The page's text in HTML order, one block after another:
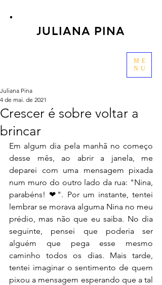
JULIANA PINA
ME
NU
Crescer é sobre voltar a
brincar
Juliana Pina
4 de mai. de 2021
Em algum dia pela manhã no começo
desse mês, ao abrir a janela, me
deparei com uma mensagem pixada
num muro do outro lado da rua: "Nina,
parabéns! ❤". Por um instante, tentei
lembrar se morava alguma Nina no meu
prédio, mas não que eu saiba. No dia
seguinte, pensei que poderia ser
alguém que pega esse mesmo
caminho todos os dias. Mais tarde,
tentei imaginar o sentimento de quem
pixou a mensagem esperando que a tal